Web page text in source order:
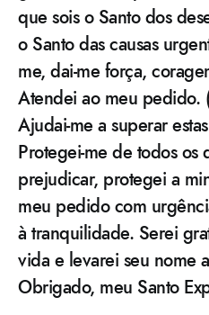
que sois o Santo dos
o Santo das causas
me, dai-me força,
Atendei ao meu pedido.
Ajudai-me a superar
Protegei-me de todos os
prejudicar, protegei a
meu pedido com
à tranquilidade. Serei
vida e levarei seu nome
Obrigado, meu Santo